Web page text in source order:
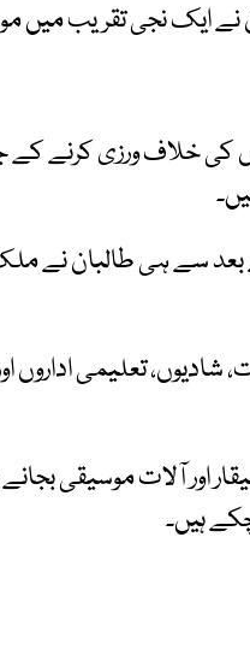
نے ایک نجی تقریب میں
کی خلاف ورزی کرنے
میں واپسی کے بعد سے ہی
تعلیمی اداروں
اور آلات موسیقی بجانے
ہیں۔